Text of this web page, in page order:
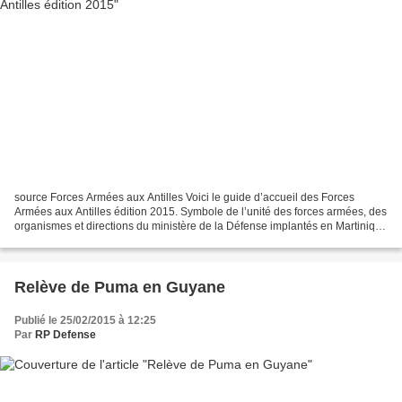
source Forces Armées aux Antilles Voici le guide d’accueil des Forces
Armées aux Antilles édition 2015. Symbole de l’unité des forces armées, des
organismes et directions du ministère de la Défense implantés en Martinique
Relève de Puma en Guyane
Publié le 25/02/2015 à 12:25
Par RP Defense